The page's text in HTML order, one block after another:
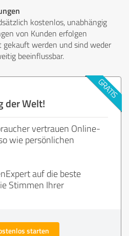
kostenlos, unabhängig
von Kunden erfolgen
werden und sind weder
beeinflussbar.
der Welt!
vertrauen Online-
wie persönlichen
auf die beste
Stimmen Ihrer
starten